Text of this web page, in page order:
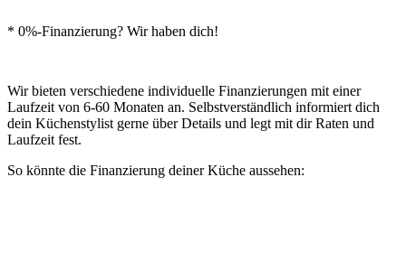
* 0%-Finanzierung? Wir haben dich!
Wir bieten verschiedene individuelle Finanzierungen mit einer
Laufzeit von 6-60 Monaten an. Selbstverständlich informiert dich
dein Küchenstylist gerne über Details und legt mit dir Raten und
Laufzeit fest.
So könnte die Finanzierung deiner Küche aussehen: